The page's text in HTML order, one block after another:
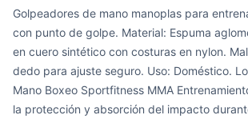
COP 92,406.00
COP 221,158.00
Golpeadores de mano manoplas para
con punto de golpe. Material: Espuma
en cuero sintético con costuras en nylon.
dedo para ajuste seguro. Uso: Doméstico.
Mano Boxeo Sportfitness MMA
la protección y absorción del impacto